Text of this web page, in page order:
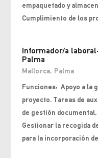
empaquetado y
Cumplimiento de los
Informador/a
Palma
Mallorca, Palma
Funciones: Apoyo a la
proyecto. Tareas de
de gestión
Gestionar la recogida
para la incorporación